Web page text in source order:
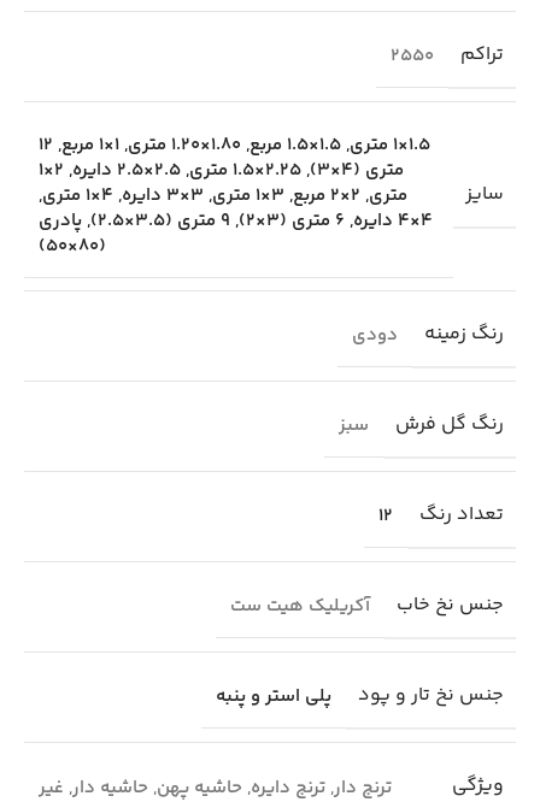
تراکم 2550
سایز
1.5×1 متری ,1.5×1.5 مربع , 1.80×1.20 متری ,1×1 مربع ,
12
متری (4×3)
,2.25×1.5 متری ,2.5×2.5 دایره ,
2×1
متری, 2×2 مربع , 3×1 متری , 3×3 دایره , 4×1 متری
,
4×4 دایره
, 6 متری (3×2) , 9 متری (3.5×2.5) ,پادری
(80×50)
رنگ زمینه دودی
رنگ گل فرش سبز
تعداد رنگ 12
جنس نخ خاب آکریلیک هیت ست
جنس نخ تار و پود پلی استر و پنبه
ویژگی
ترنج دار, ترنج دایره, حاشیه پهن, حاشیه دار, غیر